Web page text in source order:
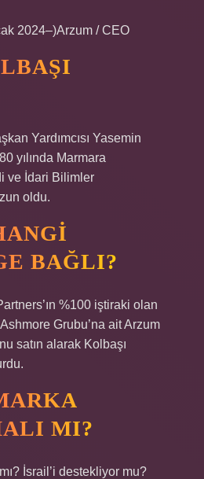
2024–)Arzum / CEO
Yardımcısı Yasemin
yılında Marmara
ve İdari Bilimler
oldu.
BAĞLI?
%100 iştiraki olan
Grubu’na ait Arzum
satın alarak Kolbaşı
MI?
İsrail’i destekliyor mu?